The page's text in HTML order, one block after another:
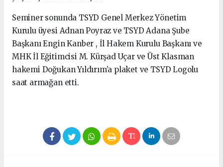
Seminer sonunda TSYD Genel Merkez Yönetim
Kurulu üyesi Adnan Poyraz ve TSYD Adana Şube
Başkanı Engin Kanber , İl Hakem Kurulu Başkanı ve
MHK İl Eğitimcisi M. Kürşad Uçar ve Üst Klasman
hakemi Doğukan Yıldırım’a plaket ve TSYD Logolu
saat armağan etti.